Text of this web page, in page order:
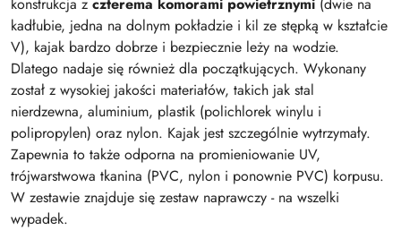
kadłubie, jedna na dolnym pokładzie i kil ze stępką w kształcie
V), kajak bardzo dobrze i bezpiecznie leży na wodzie.
Dlatego nadaje się również dla początkujących. Wykonany
został z wysokiej jakości materiałów, takich jak stal
nierdzewna, aluminium, plastik (polichlorek winylu i
polipropylen) oraz nylon. Kajak jest szczególnie wytrzymały.
Zapewnia to także odporna na promieniowanie UV,
trójwarstwowa tkanina (PVC, nylon i ponownie PVC) korpusu.
W zestawie znajduje się zestaw naprawczy - na wszelki
wypadek.